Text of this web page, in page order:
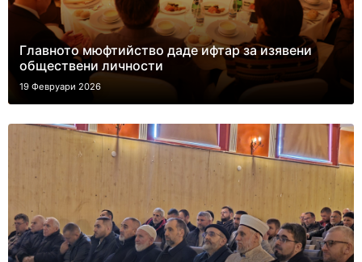
Главното мюфтийство даде ифтар за изявени
обществени личности
19 Февруари 2026